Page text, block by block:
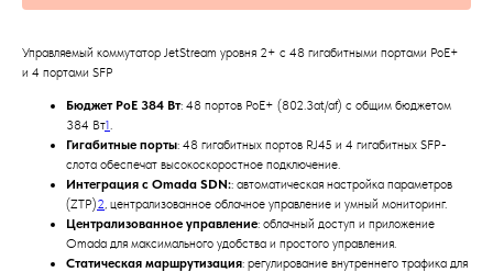
Управляемый коммутатор JetStream уровня 2+ с 48 гигабитными портами PoE+
и 4 портами SFP
Бюджет PoE 384 Вт: 48 портов PoE+ (802.3at/af) с общим бюджетом
384 Вт1.
Гигабитные порты: 48 гигабитных портов RJ45 и 4 гигабитных SFP-
слота обеспечат высокоскоростное подключение.
Интеграция с Omada SDN:: автоматическая настройка параметров
(ZTP)2, централизованное облачное управление и умный мониторинг.
Централизованное управление: облачный доступ и приложение
Omada для максимального удобства и простого управления.
Статическая маршрутизация: регулирование внутреннего трафика для